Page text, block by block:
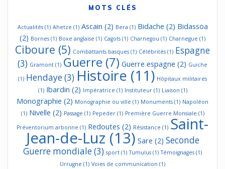
MOTS CLÉS
Actualités(1) Ahetze (1) Ascain (2) Bera (1) Bidache (2) Bidassoa
(2) Bornes (1) Boxe anglaise (1) Cagots (1) Charnegou (1) Charnegue (1)
Ciboure (5) Combattants basques (1) Célébrités (1) Espagne
(3) Gramont (1) Guerre (7) Guerre espagne (2) Guiche
(1) Hendaye(3) Histoire (11) Hôpitaux militaires
(1) Ibardin (2) Impératrice (1) Instituteur(1) Liaison (1)
Monographie (2) Monographie ou ville (1) Monuments (1) Napoléon
(1) Nivelle (2) Passage (1) Pepeder(1) Première Guerre Monsiale (1)
Préventorium arbonne (1) Redoutes (2) Résistance (1) Saint-
Jean-de-Luz (13) Sare (2) Seconde
Guerre mondiale(3) sport (1) Tumulus (1) Témoignages (1)
Urrugne (1) Voies de communication (1)